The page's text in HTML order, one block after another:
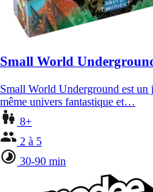
Small World
Small World Underground est un
même univers fantastique et…
8+
2 à 5
30-90 min